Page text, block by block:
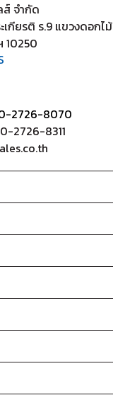
ส์ จำกัด
เกียรติ ร.9 แขวงดอกไม้
10250
2726-8070
2726-8311